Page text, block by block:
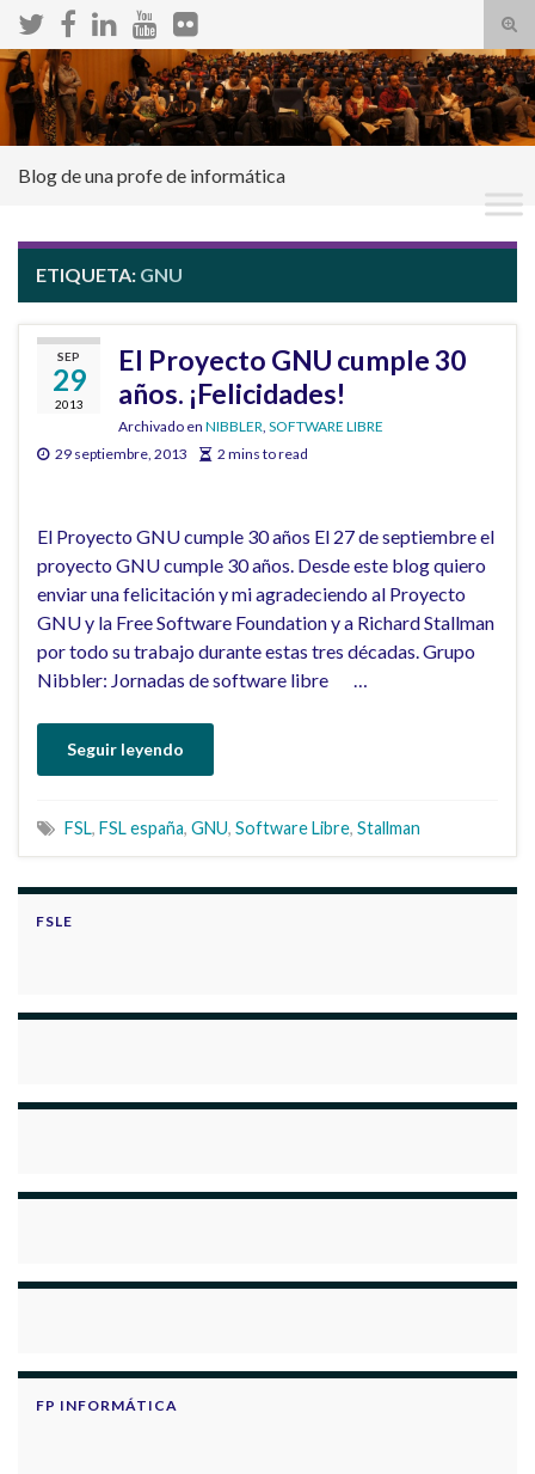
el
de
Search for:
Blog de una profe de informática
ETIQUETA: GNU
SEP
29
2013
El Proyecto GNU cumple 30
años. ¡Felicidades!
Archivado en NIBBLER SOFTWARE LIBRE
29 septiembre, 2013
2 mins to read
El Proyecto GNU cumple 30 años El 27 de septiembre el
proyecto GNU cumple 30 años. Desde este blog quiero
enviar una felicitación y mi agradeciendo al Proyecto
GNU y la Free Software Foundation y a Richard Stallman
por todo su trabajo durante estas tres décadas. Grupo
Nibbler: Jornadas de software libre …
Seguir leyendo
FSL, FSL españa, GNU, Software Libre, Stallman
FSLE
FP INFORMÁTICA